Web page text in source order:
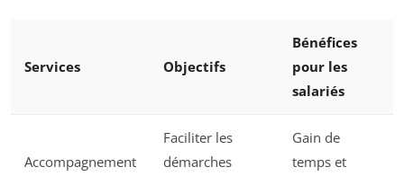
Services Objectifs
Bénéfices
pour les
salariés
Accompagnement
Faciliter les
démarches
Gain de
temps et